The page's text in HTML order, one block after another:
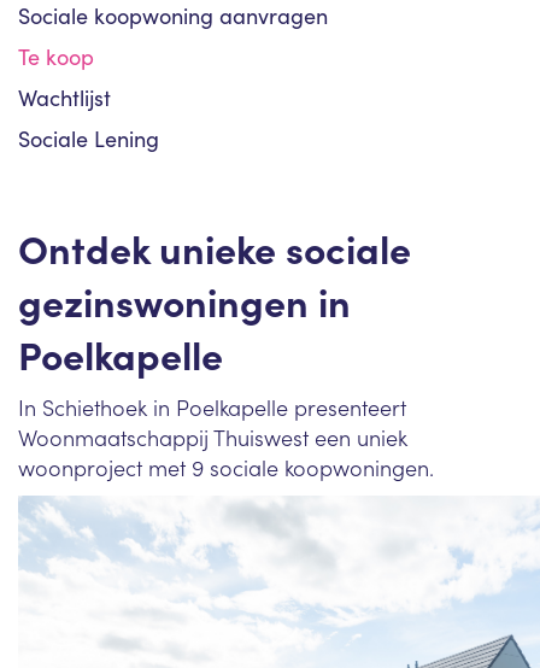
Sociale koopwoning aanvragen
Te koop
Wachtlijst
Sociale Lening
Ontdek unieke sociale
gezinswoningen in
Poelkapelle
In Schiethoek in Poelkapelle presenteert
Woonmaatschappij Thuiswest een uniek
woonproject met 9 sociale koopwoningen.